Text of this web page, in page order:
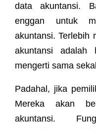
data akuntansi.
enggan untuk
akuntansi. Terlebih
akuntansi
mengerti sama
Padahal, jika
Mereka akan
akuntansi.